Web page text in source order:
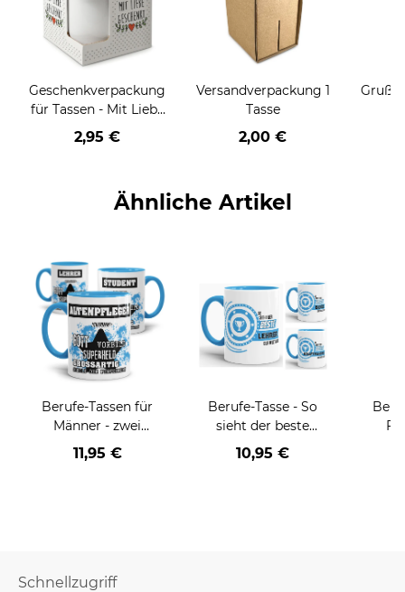
Geschenkverpackung
für Tassen - Mit Liebe
geschenkt
2,95 €
Versandverpackung 1
Tasse
2,00 €
Ähnliche Artikel
Berufe-Tassen für
Männer - zwei
Farbvarianten
11,95 €
Berufe-Tasse - So
sieht der beste
BERUF aus -
verschiedene Berufe
10,95 €
Schnellzugriff